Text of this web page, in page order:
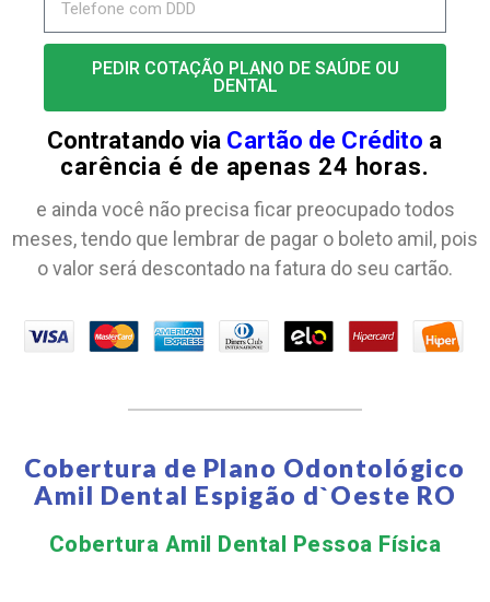
PEDIR COTAÇÃO PLANO DE SAÚDE OU
DENTAL
Contratando via Cartão de Crédito a
carência é de apenas 24 horas.
e ainda você não precisa ficar preocupado todos
meses, tendo que lembrar de pagar o boleto amil, pois
o valor será descontado na fatura do seu cartão.
Cobertura de Plano Odontológico
Amil Dental Espigão d`Oeste RO
Cobertura Amil Dental Pessoa Física​